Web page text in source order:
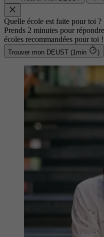
Quelle école est faite pour toi ?
Prends 2 minutes pour
écoles recommandées pour toi !
Trouver mon DEUST (1min )